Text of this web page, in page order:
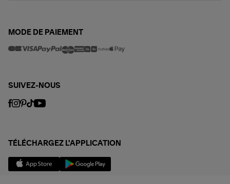
MODE DE PAIEMENT
SUIVEZ-NOUS
TÉLÉCHARGEZ L'APPLICATION